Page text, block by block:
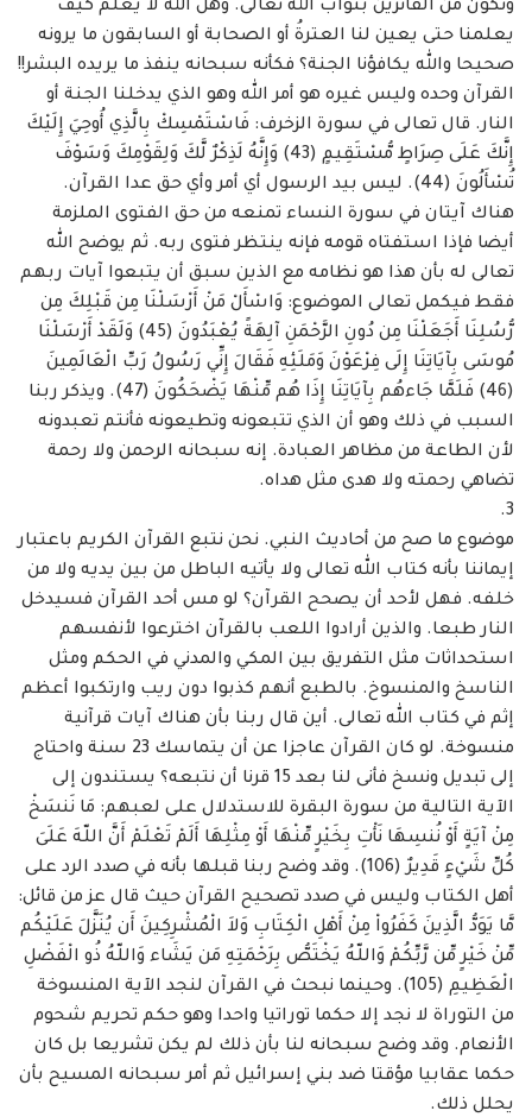
ونكون من الفائزين بثواب الله ‏تعالى. وهل الله لا يعلم كيف
يعلمنا حتى يعين لنا العترةُ أو الصحابة أو السابقون ما يرونه
صحيحا ‏والله يكافؤنا الجنة؟ فكأنه سبحانه ينفذ ما يريده البشر!!‏
القرآن وحده وليس غيره هو أمر الله وهو الذي يدخلنا الجنة أو
النار. قال تعالى في سورة ‏الزخرف: فَاسْتَمْسِكْ بِالَّذِي أُوحِيَ إِلَيْكَ
إِنَّكَ عَلَى صِرَاطٍ مُّسْتَقِيمٍ (43) وَإِنَّهُ لَذِكْرٌ لَّكَ وَلِقَوْمِكَ وَسَوْفَ
‏تُسْأَلُونَ (44). ليس بيد الرسول أي أمر وأي حق عدا القرآن.
هناك آيتان في سورة النساء تمنعه ‏من حق الفتوى الملزمة
أيضا فإذا استفتاه قومه فإنه ينتظر فتوى ربه. ثم يوضح الله
تعالى له بأن هذا ‏هو نظامه مع الذين سبق أن يتبعوا آيات ربهم
فقط فيكمل تعالى الموضوع: وَاسْأَلْ مَنْ أَرْسَلْنَا مِن قَبْلِكَ ‏مِن
رُّسُلِنَا أَجَعَلْنَا مِن دُونِ الرَّحْمَنِ آلِهَةً يُعْبَدُونَ (45) وَلَقَدْ أَرْسَلْنَا
مُوسَى بِآيَاتِنَا إِلَى فِرْعَوْنَ وَمَلَئِهِ فَقَالَ إِنِّي ‏رَسُولُ رَبِّ الْعَالَمِينَ
(46) فَلَمَّا جَاءهُم بِآيَاتِنَا إِذَا هُم مِّنْهَا يَضْحَكُونَ (47). ويذكر ربنا
السبب في ذلك ‏وهو أن الذي تتبعونه وتطيعونه فأنتم تعبدونه
لأن الطاعة من مظاهر العبادة. إنه سبحانه الرحمن ولا ‏رحمة
تضاهي رحمته ولا هدى مثل هداه. ‏
موضوع ما صح من أحاديث النبي. نحن نتبع القرآن الكريم باعتبار
إيماننا بأنه كتاب الله تعالى ‏ولا يأتيه الباطل من بين يديه ولا من
خلفه. فهل لأحد أن يصحح القرآن؟ لو مس أحد القرآن ‏فسيدخل
النار طبعا. والذين أرادوا اللعب بالقرآن اخترعوا لأنفسهم
استحداثات مثل التفريق بين ‏المكي والمدني في الحكم ومثل
الناسخ والمنسوخ. بالطبع أنهم كذبوا دون ريب وارتكبوا أعظم
إثم في ‏كتاب الله تعالى. أين قال ربنا بأن هناك آيات قرآنية
منسوخة. لو كان القرآن عاجزا عن أن يتماسك ‏‏23 سنة واحتاج
إلى تبديل ونسخ فأنى لنا بعد 15 قرنا أن نتبعه؟ يستندون إلى
الآية التالية من ‏سورة البقرة للاستدلال على لعبهم: مَا نَنسَخْ
مِنْ آيَةٍ أَوْ نُنسِهَا نَأْتِ بِخَيْرٍ مِّنْهَا أَوْ مِثْلِهَا أَلَمْ تَعْلَمْ أَنَّ اللّهَ ‏عَلَىَ
كُلِّ شَيْءٍ قَدِيرٌ (106). وقد وضح ربنا قبلها بأنه في صدد الرد على
أهل الكتاب وليس في ‏صدد تصحيح القرآن حيث قال عز من قائل:
مَّا يَوَدُّ الَّذِينَ كَفَرُواْ مِنْ أَهْلِ الْكِتَابِ وَلاَ الْمُشْرِكِينَ أَن ‏يُنَزَّلَ عَلَيْكُم
مِّنْ خَيْرٍ مِّن رَّبِّكُمْ وَاللّهُ يَخْتَصُّ بِرَحْمَتِهِ مَن يَشَاء وَاللّهُ ذُو الْفَضْلِ
الْعَظِيمِ (105). وحينما ‏نبحث في القرآن لنجد الآية المنسوخة
من التوراة لا نجد إلا حكما توراتيا واحدا وهو حكم تحريم ‏شحوم
الأنعام. وقد وضح سبحانه لنا بأن ذلك لم يكن تشريعا بل كان
حكما عقابيا مؤقتا ضد بني ‏إسرائيل ثم أمر سبحانه المسيح بأن
يحلل ذلك. ‏